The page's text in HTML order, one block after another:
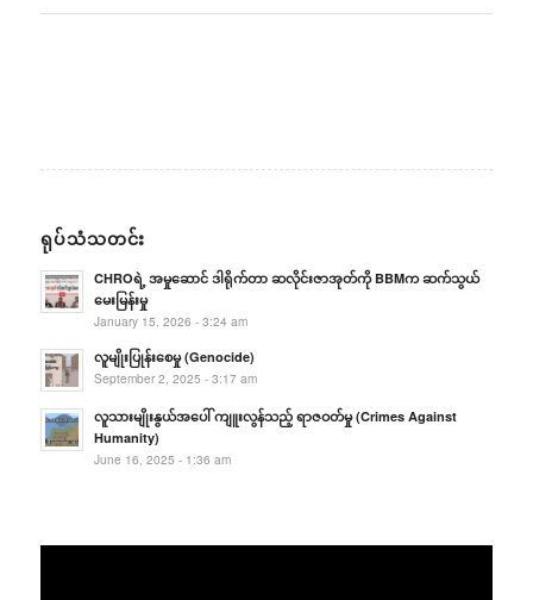
ရုပ်သံသတင်း
CHROရဲ့ အမှုဆောင် ဒါရိုက်တာ ဆလိုင်းဇာအုတ်ကို BBMက ဆက်သွယ်
မေးမြန်းမှု
January 15, 2026 - 3:24 am
လူမျိုးပြုန်းစေမှု (Genocide)
September 2, 2025 - 3:17 am
လူသားမျိုးနွယ်အပေါ် ကျူးလွန်သည့် ရာဇဝတ်မှု (Crimes Against
Humanity)
June 16, 2025 - 1:36 am